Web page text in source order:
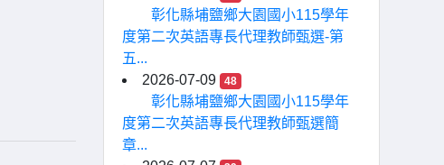
彰化縣埔鹽鄉大園國小115學年
度第二次英語專長代理教師甄選-第
五...
2026-07-09
48
彰化縣埔鹽鄉大園國小115學年
度第二次英語專長代理教師甄選簡
章...